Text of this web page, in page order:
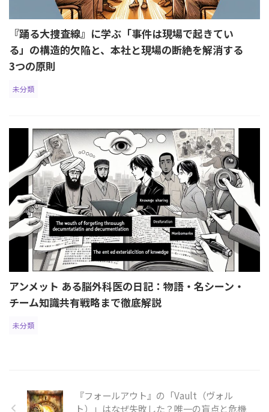
『踊る大捜査線』に学ぶ「事件は現場で起きてい
る」の構造的欠陥と、本社と現場の断絶を解消する
3つの原則
未分類
アンメット ある脳外科医の日記：物語・名シーン・
チーム知識共有戦略まで徹底解説
未分類
『フォールアウト』の「Vault（ヴォル
ト）」はなぜ失敗した？唯一の盲点と危機